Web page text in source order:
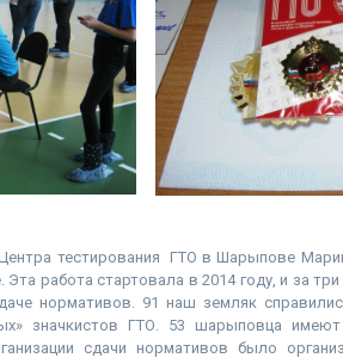
тестирования ГТО в Шарыпове
работа стартовала в 2014 году, и за
нормативов. 91 наш земляк
значкистов ГТО. 53 шарыповца
сдачи нормативов было